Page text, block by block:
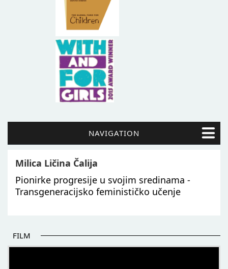
NAVIGATION
Milica Ličina Čalija
Pionirke progresije u svojim sredinama -
Transgeneracijsko feminističko učenje
FILM